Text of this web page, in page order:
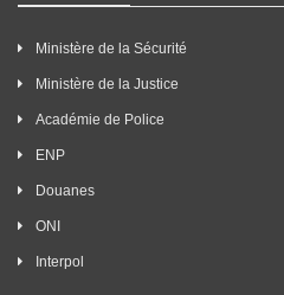
Ministère de la Sécurité
Ministère de la Justice
Académie de Police
ENP
Douanes
ONI
Interpol